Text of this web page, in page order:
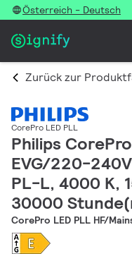
Österreich - Deutsch
Zurück zur
CorePro LED PLL
Philips
EVG/220-
PL-L, 4000 K,
30000
CorePro LED PLL HF/